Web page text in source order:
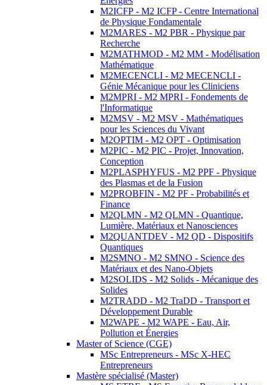
M2ICFP - M2 ICFP - Centre International
de Physique Fondamentale
M2MARES - M2 PBR - Physique par
Recherche
M2MATHMOD - M2 MM - Modélisation
Mathématique
M2MECENCLI - M2 MECENCLI -
Génie Mécanique pour les Cliniciens
M2MPRI - M2 MPRI - Fondements de
l'Informatique
M2MSV - M2 MSV - Mathématiques
pour les Sciences du Vivant
M2OPTIM - M2 OPT - Optimisation
M2PIC - M2 PIC - Projet, Innovation,
Conception
M2PLASPHYFUS - M2 PPF - Physique
des Plasmas et de la Fusion
M2PROBFIN - M2 PF - Probabilités et
Finance
M2QLMN - M2 QLMN - Quantique,
Lumière, Matériaux et Nanosciences
M2QUANTDEV - M2 QD - Dispositifs
Quantiques
M2SMNO - M2 SMNO - Science des
Matériaux et des Nano-Objets
M2SOLIDS - M2 Solids - Mécanique des
Solides
M2TRADD - M2 TraDD - Transport et
Développement Durable
M2WAPE - M2 WAPE - Eau, Air,
Pollution et Énergies
Master of Science (CGE)
MSc Entrepreneurs - MSc X-HEC
Entrepreneurs
Mastère spécialisé (Master)